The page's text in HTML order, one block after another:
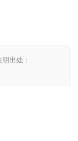
出处：